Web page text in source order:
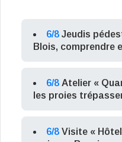
6/8 Jeudis
Blois, comprendre
6/8 Atelier «
les proies
6/8 Visite «